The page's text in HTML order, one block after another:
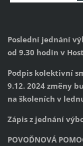
Poslední jednání
od 9.30 hodin v
Podpis kolektivní
9.12. 2024 změny
na školeních v
Zápis z jednání
POVOĎNOVÁ